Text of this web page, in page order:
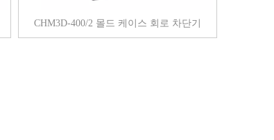
CHM3D-400/2 몰드 케이스 회로 차단기